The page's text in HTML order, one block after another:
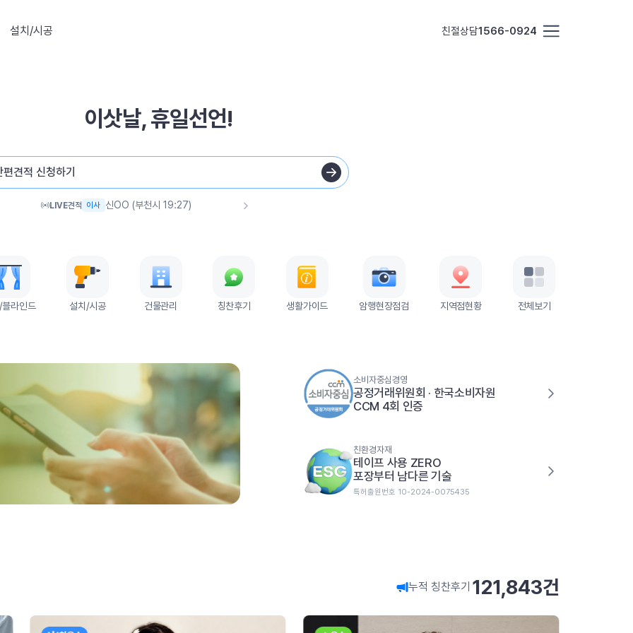
설치/시공 친절상담1566-0924
이삿날, 휴일선언!
편견적 신청하기
LIVE견적
이사 백OO (부천시 19:31)
이사 신OO (부천시 19:27)
이사 박OO (세종시 19:25)
청소 박OO (송파구 19:13)
박OO (에어컨 19:13)
라인드
설치/시공 건물관리 칭찬후기 생활가이드 암행현장점검 지역점현황 전체보기
소비자중심경영
공정거래위원회 · 한국소비자원
CCM 4회 인증
친환경자재
테이프 사용 ZERO
포장부터 남다른 기술
특허출원번호 10-2024-0075435
누적 칭찬후기 121,843건